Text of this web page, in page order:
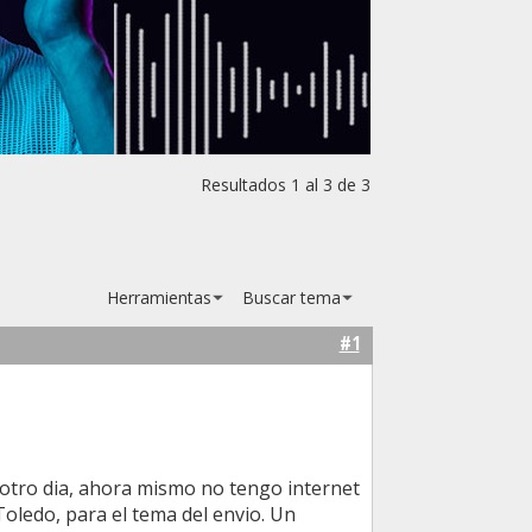
Resultados 1 al 3 de 3
Herramientas Buscar tema
#1
dia, ahora mismo no tengo internet
para el tema del envio. Un